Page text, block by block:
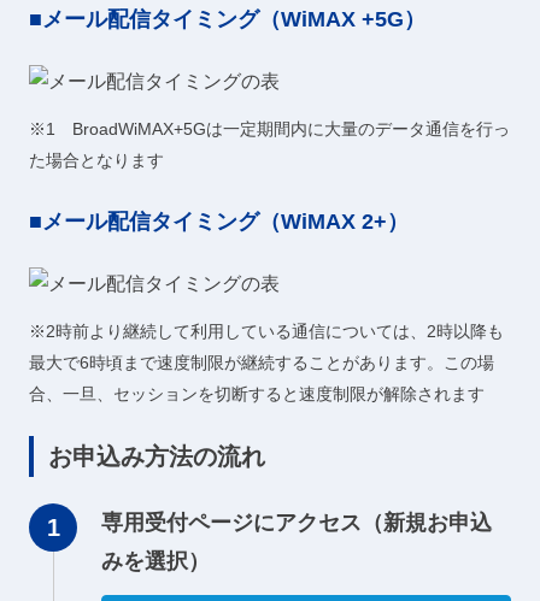
■メール配信タイミング（WiMAX +5G）
※1 BroadWiMAX+5Gは一定期間内に大量のデータ通信を行っ
た場合となります
■メール配信タイミング（WiMAX 2+）
※2時前より継続して利用している通信については、2時以降も
最大で6時頃まで速度制限が継続することがあります。この場
合、一旦、セッションを切断すると速度制限が解除されます
お申込み方法の流れ
専用受付ページにアクセス（新規お申込
みを選択）